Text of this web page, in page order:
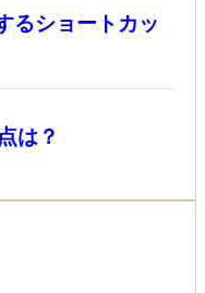
るショートカッ
は？